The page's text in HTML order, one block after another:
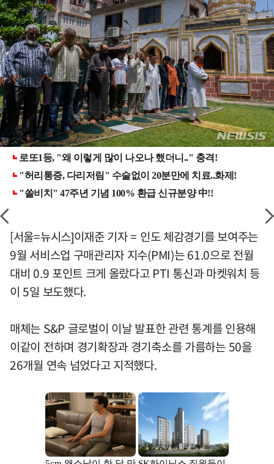
[서울=뉴시스]이재준 기자 = 인도 체감경기를 보여주는
9월 서비스업 구매관리자 지수(PMI)는 61.0으로 전월
대비 0.9 포인트 크게 올랐다고 PTI 통신과 마켓워치 등
이 5일 보도했다.
매체는 S&P 글로벌이 이날 발표한 관련 통계를 인용해
이같이 전하며 경기확장과 경기축소를 가름하는 50을
26개월 연속 넘었다고 지적했다.